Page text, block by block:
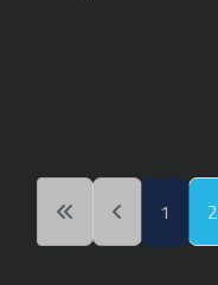
1 2